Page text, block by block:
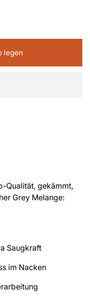
legen
Qualität, gekämmt,
Grey Melange:
Saugkraft
im Nacken